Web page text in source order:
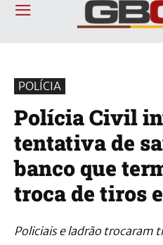
POLÍCIA
Polícia Civil
tentativa de
banco que
troca de tiros
Policiais e ladrão trocaram